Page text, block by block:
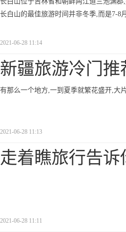
长白山的最佳旅游时间并非冬季,而是7-8月
2021-06-28 11:14
新疆旅游冷门
有那么一个地方,一到夏季就繁花盛开,大
2021-06-28 11:13
走着瞧旅行告
2021-06-28 11:11